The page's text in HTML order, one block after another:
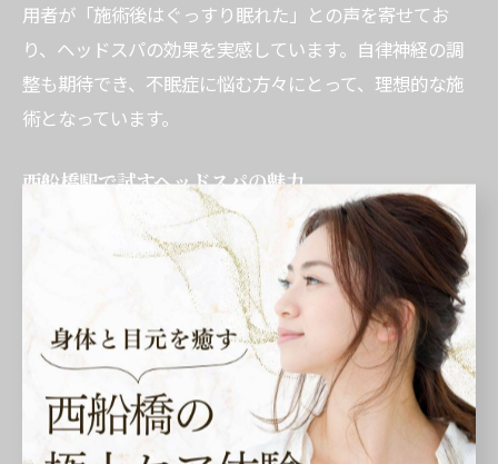
用者が「施術後はぐっすり眠れた」との声を寄せてお
り、ヘッドスパの効果を実感しています。自律神経の調
整も期待でき、不眠症に悩む方々にとって、理想的な施
術となっています。
西船橋駅で試すヘッドスパの魅力
西船橋駅で受けられるヘッドスパの魅力は、何と言って
もそのリラクゼーション効果にあります。頭皮マッサー
ジによる血行促進はもちろんのこと、心地よい香りのア
ロマオイルが心身をリラックスさせます。これにより、
日常のストレスを解消し、深い眠りを促します。また、
施術は個々のニーズに合わせて調整されるため、より効
果的です。多くの利用者が「施術後の目覚めがすっきり